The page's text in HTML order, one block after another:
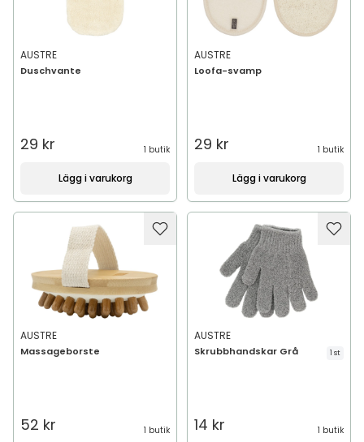
AUSTRE
Duschvante
29 kr 1 butik
Lägg i varukorg
AUSTRE
Loofa-svamp
29 kr 1 butik
Lägg i varukorg
AUSTRE
Massageborste
52 kr 1 butik
AUSTRE
Skrubbhandskar Grå 1 st
14 kr 1 butik